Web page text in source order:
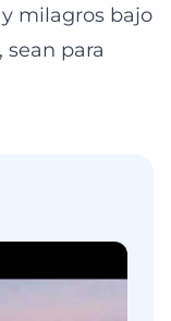
milagros bajo
para